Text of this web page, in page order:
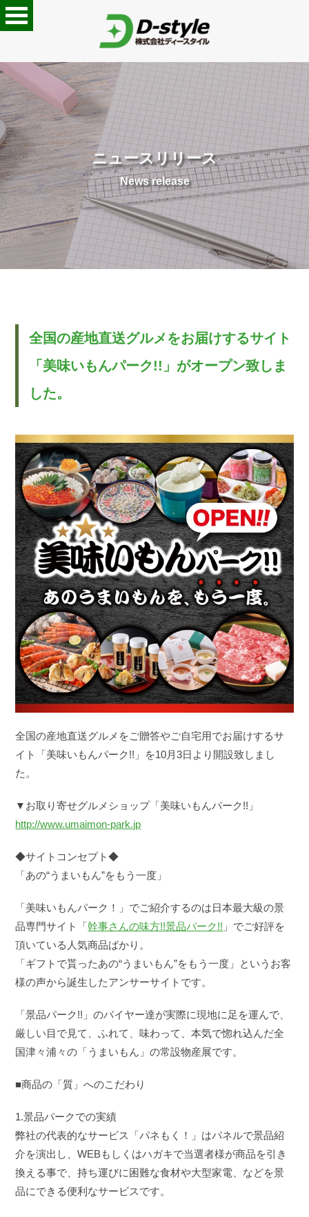
ニュースリリース
News release
全国の産地直送グルメをお届けするサイト
「美味いもんパーク!!」がオープン致しま
した。
全国の産地直送グルメをご贈答やご自宅用でお届けするサ
イト「美味いもんパーク!!」を10月3日より開設致しまし
た。
▼お取り寄せグルメショップ「美味いもんパーク!!」
http://www.umaimon-park.jp
◆サイトコンセプト◆
「あの“うまいもん”をもう一度」
「美味いもんパーク！」でご紹介するのは日本最大級の景
品専門サイト「幹事さんの味方!!景品パーク!! 」でご好評を
頂いている人気商品ばかり。
「ギフトで貰ったあの“うまいもん”をもう一度」というお客
様の声から誕生したアンサーサイトです。
「景品パーク!!」のバイヤー達が実際に現地に足を運んで、
厳しい目で見て、ふれて、味わって、本気で惚れ込んだ全
国津々浦々の「うまいもん」の常設物産展です。
■商品の「質」へのこだわり
1.景品パークでの実績
弊社の代表的なサービス「パネもく！」はパネルで景品紹
介を演出し、WEBもしくはハガキで当選者様が商品を引き
換える事で、持ち運びに困難な食材や大型家電、などを景
品にできる便利なサービスです。